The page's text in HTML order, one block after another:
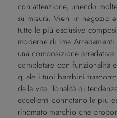
con attenzione, unendo
su misura. Vieni in negozio
tutte le più esclusive
moderne di Ime
una composizione
completare con funzionalità
quale i tuoi bambini
della vita. Tonalità di
eccellenti connotano le più
rinomato marchio che